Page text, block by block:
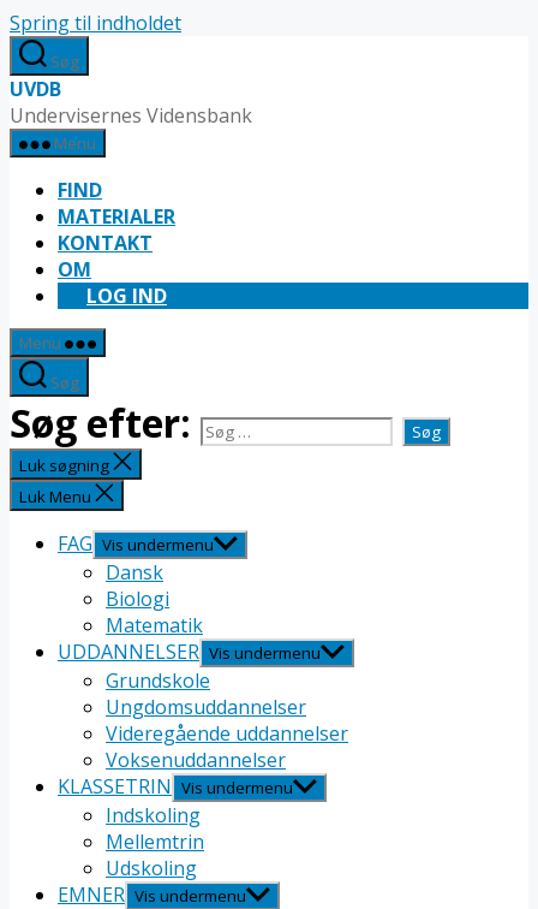
Spring til indholdet
Søg
UVDB
Undervisernes Vidensbank
Menu
FIND
MATERIALER
KONTAKT
OM
LOG IND
Menu
Søg
Søg efter:
Luk søgning
Luk Menu
FAG Vis undermenu
Dansk
Biologi
Matematik
UDDANNELSER Vis undermenu
Grundskole
Ungdomsuddannelser
Videregående uddannelser
Voksenuddannelser
KLASSETRIN Vis undermenu
Indskoling
Mellemtrin
Udskoling
EMNER Vis undermenu